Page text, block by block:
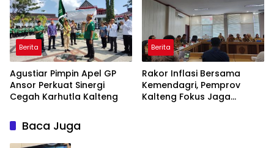
Berita
Agustiar Pimpin Apel GP
Ansor Perkuat Sinergi
Cegah Karhutla Kalteng
Berita
Rakor Inflasi Bersama
Kemendagri, Pemprov
Kalteng Fokus Jaga
Baca Juga